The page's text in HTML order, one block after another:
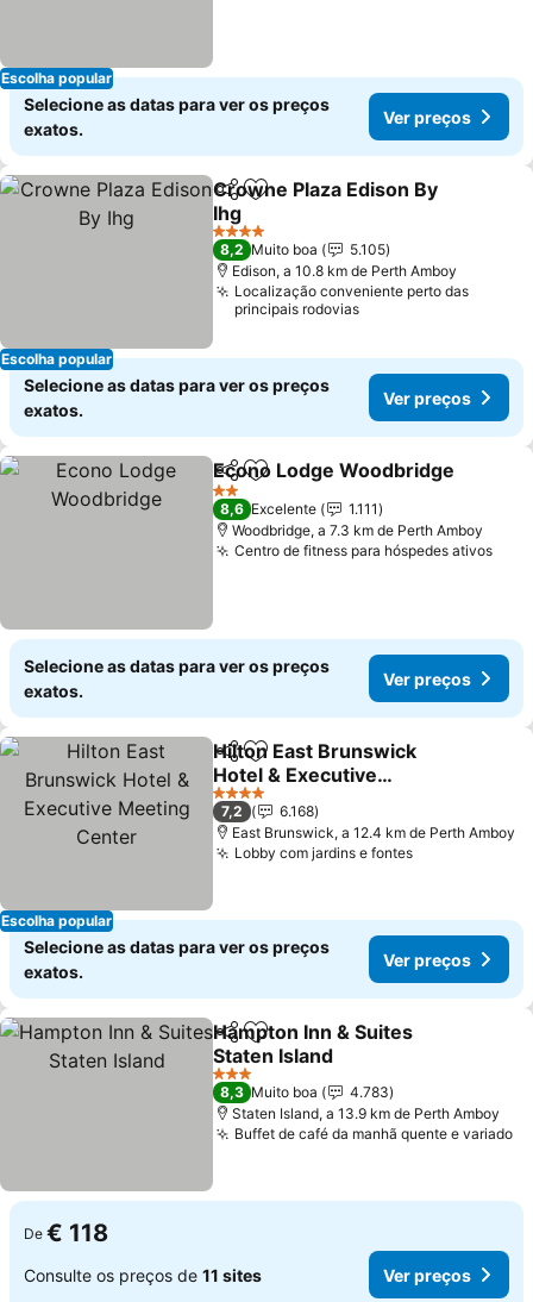
Escolha popular
Selecione as datas para ver os preços
exatos.
Ver preços
Escolha popular
PartilharAdicionar aos favoritos
Crowne Plaza Edison By
Ihg
4 Estrelas
8,2 Muito boa
5.105
Edison, a 10.8 km de Perth Amboy
Localização conveniente perto das
principais rodovias
Selecione as datas para ver os preços
exatos.
Ver preços
PartilharAdicionar aos favoritos
Econo Lodge Woodbridge
2 Estrelas
8,6 Excelente
1.111
Woodbridge, a 7.3 km de Perth Amboy
Centro de fitness para hóspedes ativos
Selecione as datas para ver os preços
exatos.
Ver preços
Escolha popular
PartilharAdicionar aos favoritos
Hilton East Brunswick
Hotel & Executive
Meeting Center
4 Estrelas
7,2
6.168
East Brunswick, a 12.4 km de Perth Amboy
Lobby com jardins e fontes
Selecione as datas para ver os preços
exatos.
Ver preços
PartilharAdicionar aos favoritos
Hampton Inn & Suites
Staten Island
3 Estrelas
8,3 Muito boa
4.783
Staten Island, a 13.9 km de Perth Amboy
Buffet de café da manhã quente e variado
De € 118
Consulte os preços de 11 sites Ver preços